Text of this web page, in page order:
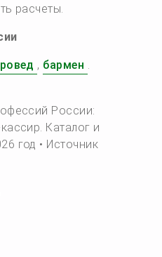
расчеты.
, бармен .
России:
Каталог и
год • Источник